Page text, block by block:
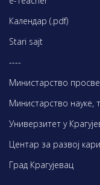
Календар (.pdf)
Stari sajt
----
Министарство
Министарство науке,
Универзитет у
Центар за развој
Град Крагујевац